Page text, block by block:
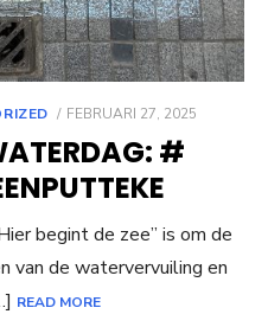
POSTED
FEBRUARI 27, 2025
#
begint de zee” is om de
van de watervervuiling en
READ MORE